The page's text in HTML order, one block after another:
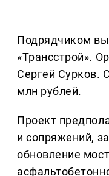
Подрядчиком
«Трансстрой».
Сергей Сурков.
млн рублей.
Проект
и сопряжений,
обновление